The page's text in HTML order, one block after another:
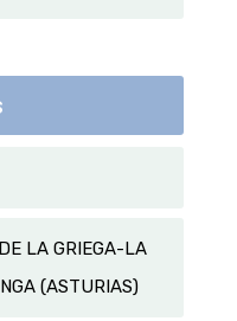
LA GRIEGA-LA
(ASTURIAS)